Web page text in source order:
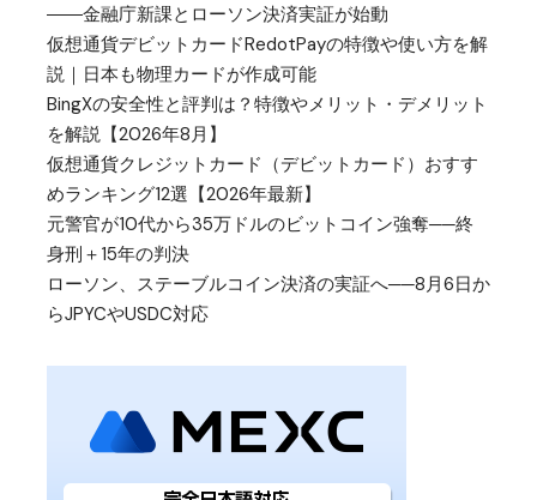
――金融庁新課とローソン決済実証が始動
仮想通貨デビットカードRedotPayの特徴や使い方を解
説｜日本も物理カードが作成可能
BingXの安全性と評判は？特徴やメリット・デメリット
を解説【2026年8月】
仮想通貨クレジットカード（デビットカード）おすす
めランキング12選【2026年最新】
元警官が10代から35万ドルのビットコイン強奪──終
身刑＋15年の判決
ローソン、ステーブルコイン決済の実証へ──8月6日か
らJPYCやUSDC対応